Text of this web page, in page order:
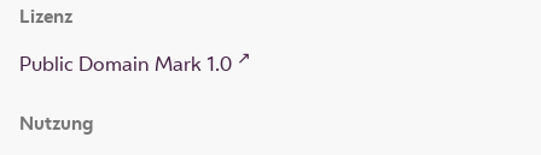
Lizenz
Public Domain Mark 1.0
Nutzung